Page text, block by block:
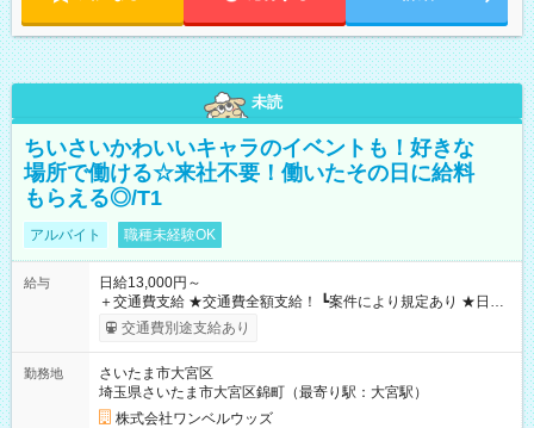
未読
ちいさいかわいいキャラのイベントも！好きな
場所で働ける☆来社不要！働いたその日に給料
もらえる◎/T1
アルバイト 職種未経験OK
給与
日給13,000円～
＋交通費支給 ★交通費全額支給！ ┗案件により規定あり ★日払
いOK！（規定あり） ┗働いたその日に現金GET♪ お仕事後はコ
ンビニATMから 日払い分を引き落とせます！ 【試用期間】試
交通費別途支給あり
勤務地
さいたま市大宮区
埼玉県さいたま市大宮区錦町（最寄り駅：大宮駅）
株式会社ワンベルウッズ